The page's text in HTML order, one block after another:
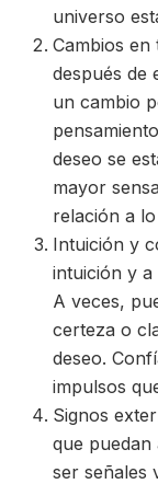
universo
Cambios en
después de
un cambio
deseo se
mayor
relación a
Intuición y
intuición y a
A veces,
certeza o
deseo.
impulsos
Signos
que puedan
ser señales